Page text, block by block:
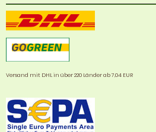
Versand mit DHL in über 220 Länder ab 7,04 EUR